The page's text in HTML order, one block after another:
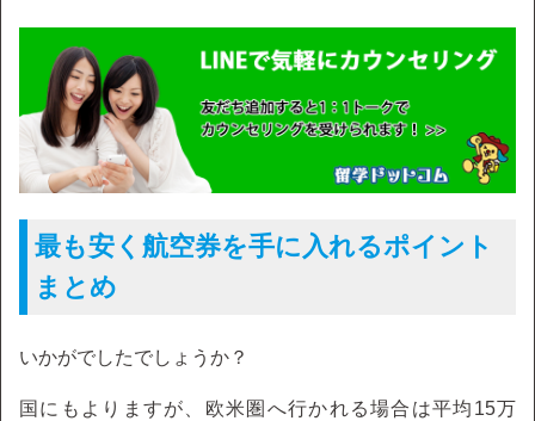
最も安く航空券を手に入れるポイント
まとめ
いかがでしたでしょうか？
国にもよりますが、欧米圏へ行かれる場合は平均15万